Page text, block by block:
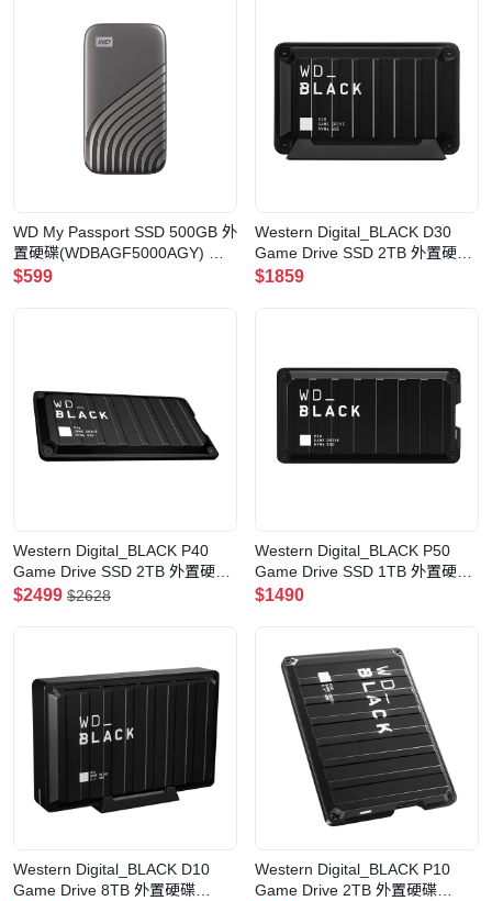
WD My Passport SSD 500GB 外
置硬碟(WDBAGF5000AGY) 外
接式固態硬碟(500GB 灰色)
$599
Western Digital_BLACK D30
Game Drive SSD 2TB 外置硬碟
(WDBATL0020BBK)(2TB)
$1859
Western Digital_BLACK P40
Game Drive SSD 2TB 外置硬碟
(WDBAWY0020BBK)(2TB)
$2499 $2628
Western Digital_BLACK P50
Game Drive SSD 1TB 外置硬碟
(WDBA3S0010BBK)(1TB)
$1490
Western Digital_BLACK D10
Game Drive 8TB 外置硬碟
Western Digital_BLACK P10
Game Drive 2TB 外置硬碟